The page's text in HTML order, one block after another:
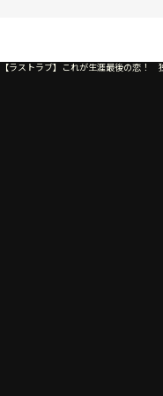
【ラストラブ】これが生涯最後の恋！